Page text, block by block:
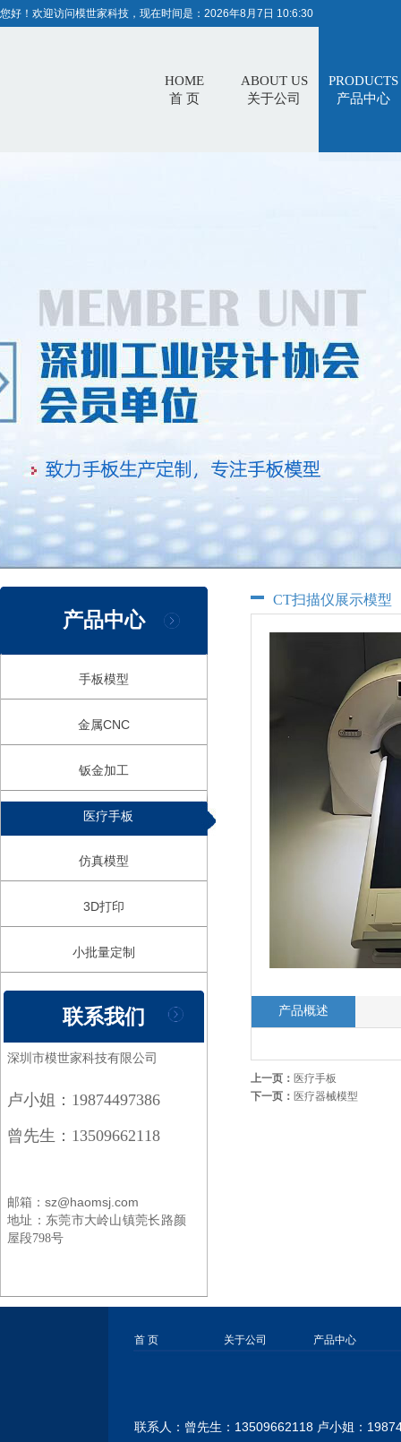
您好！欢迎访问模世家科技，现在时间是： 2026年8月7日 10:6:30
HOME
首 页
ABOUT US
关于公司
PRODUCTS
产品中心
产品中心
手板模型
金属CNC
钣金加工
医疗手板
仿真模型
3D打印
小批量定制
联系我们
深圳市模世家科技有限公司
卢小姐：19874497386
曾先生：13509662118
邮箱：sz@haomsj.com
地址： 东莞市大岭山镇莞长路颜
屋段798号
CT扫描仪展示模型
产品概述
上一页： 医疗手板
下一页： 医疗器械模型
首 页 关于公司 产品中心
联系人：曾先生：13509662118 卢小姐：